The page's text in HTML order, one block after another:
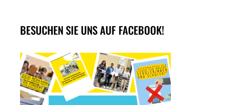
BESUCHEN SIE UNS AUF FACEBOOK!